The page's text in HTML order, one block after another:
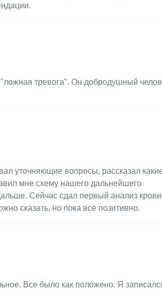
тревога". Он добродушный
уточняющие вопросы, рассказал
мне схему нашего дальнейшего
Сейчас сдал первый анализ
сказать, но пока всё позитивно.
Все было как положено. Я